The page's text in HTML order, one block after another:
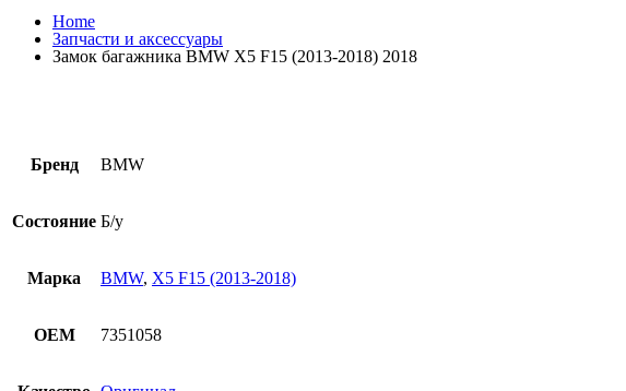
Home
Запчасти и аксессуары
Замок багажника BMW X5 F15 (2013-2018) 2018
Бренд BMW
Состояние Б/у
Марка BMW, X5 F15 (2013-2018)
OEM 7351058